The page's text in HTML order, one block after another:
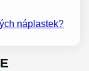
náplastek?